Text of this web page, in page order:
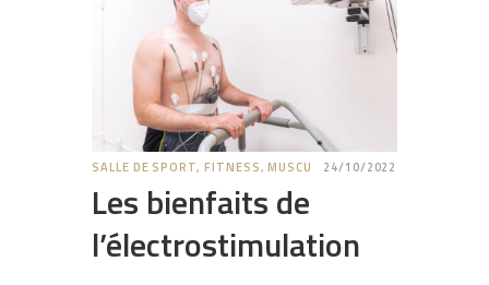
SALLE DE SPORT, FITNESS, MUSCU 24/10/2022
Les bienfaits de
l’électrostimulation